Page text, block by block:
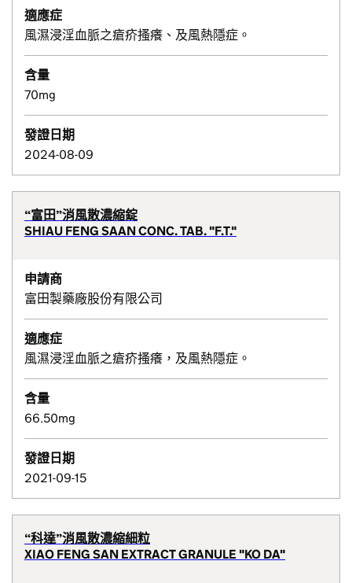
適應症
風濕浸淫血脈之瘡疥搔癢、及風熱隱症。
含量
70mg
發證日期
2024-08-09
“富田”消風散濃縮錠
SHIAU FENG SAAN CONC. TAB. "F.T."
申請商
富田製藥廠股份有限公司
適應症
風濕浸淫血脈之瘡疥搔癢，及風熱隱症。
含量
66.50mg
發證日期
2021-09-15
“科達”消風散濃縮細粒
XIAO FENG SAN EXTRACT GRANULE "KO DA"